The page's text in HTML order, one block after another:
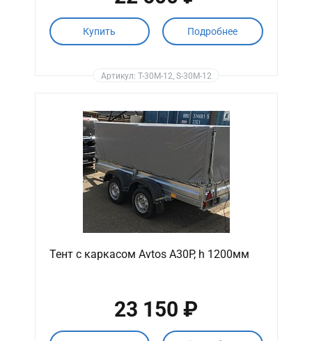
Купить Подробнее
Артикул: T-30M-12, S-30M-12
Тент с каркасом Avtos A30P, h 1200мм
23 150 ₽